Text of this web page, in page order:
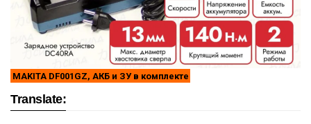
MAKITA DF001GZ, АКБ и ЗУ в комплекте
Translate: